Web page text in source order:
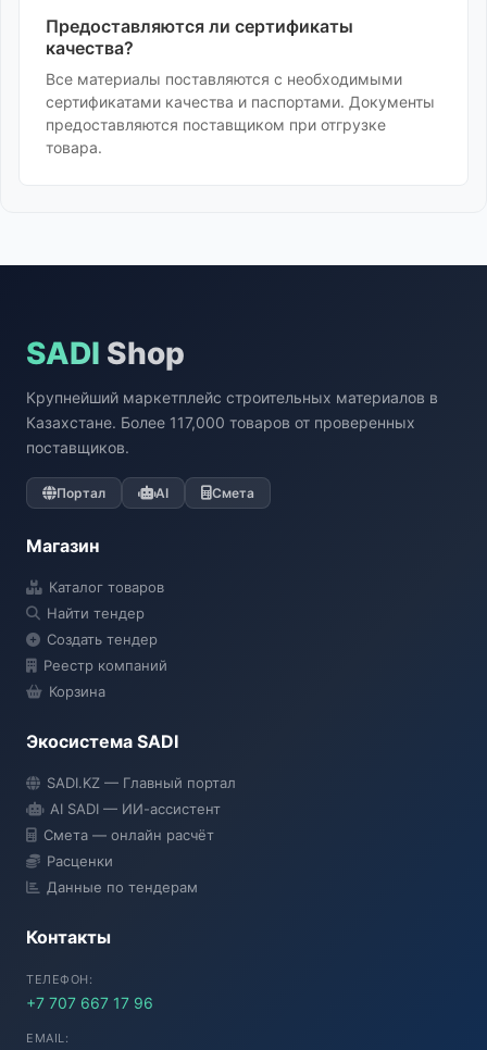
Предоставляются ли сертификаты
качества?
Все материалы поставляются с необходимыми
сертификатами качества и паспортами. Документы
предоставляются поставщиком при отгрузке
товара.
SADI Shop
Крупнейший маркетплейс строительных материалов в
Казахстане. Более 117,000 товаров от проверенных
поставщиков.
Портал AI Смета
Магазин
Каталог товаров
Найти тендер
Создать тендер
Реестр компаний
Корзина
Экосистема SADI
SADI.KZ — Главный портал
AI SADI — ИИ-ассистент
Смета — онлайн расчёт
Расценки
Данные по тендерам
Контакты
ТЕЛЕФОН:
+7 707 667 17 96
EMAIL:
● Подключение...